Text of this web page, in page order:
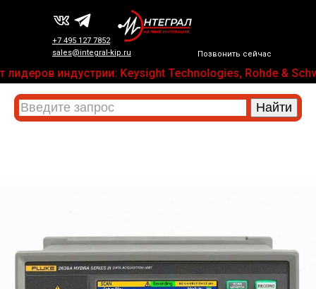
Позвонить сейчас
+7 495 127 7852
sales@integral-kip.ru
индустрии: Keysight Technologies, Rohde &